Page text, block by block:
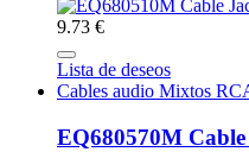
9.73 €
Lista de deseos
Cables audio Mixtos
EQ680570M